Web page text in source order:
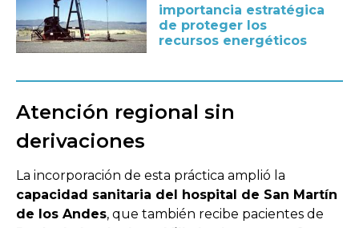
importancia estratégica
de proteger los
recursos energéticos
Atención regional sin
derivaciones
La incorporación de esta práctica amplió la
capacidad sanitaria del hospital de San Martín
de los Andes, que también recibe pacientes de